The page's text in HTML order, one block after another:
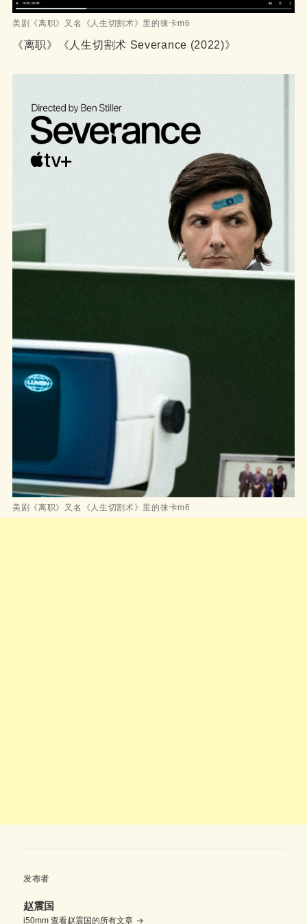
美剧《离职》又名《人生切割术》里的徕卡m6
《离职》《人生切割术 Severance (2022)》
美剧《离职》又名《人生切割术》里的徕卡m6
发布者
赵震国
i50mm查看赵震国的所有文章